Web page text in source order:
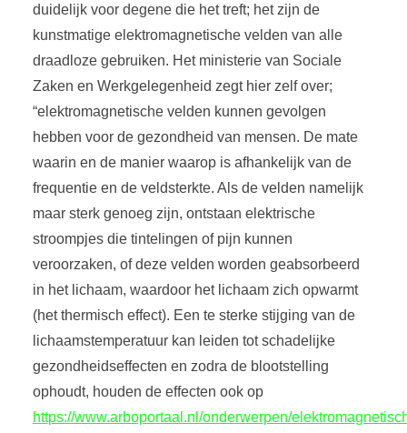
duidelijk voor degene die het treft; het zijn de
kunstmatige elektromagnetische velden van alle
draadloze gebruiken. Het ministerie van Sociale
Zaken en Werkgelegenheid zegt hier zelf over;
“elektromagnetische velden kunnen gevolgen
hebben voor de gezondheid van mensen. De mate
waarin en de manier waarop is afhankelijk van de
frequentie en de veldsterkte. Als de velden namelijk
maar sterk genoeg zijn, ontstaan elektrische
stroompjes die tintelingen of pijn kunnen
veroorzaken, of deze velden worden geabsorbeerd
in het lichaam, waardoor het lichaam zich opwarmt
(het thermisch effect). Een te sterke stijging van de
lichaamstemperatuur kan leiden tot schadelijke
gezondheidseffecten en zodra de blootstelling
ophoudt, houden de effecten ook op
https://www.arboportaal.nl/onderwerpen/